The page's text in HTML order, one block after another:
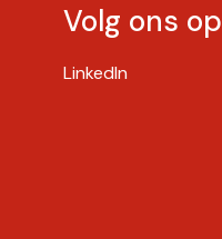
Volg ons op
LinkedIn